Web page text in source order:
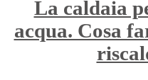
La caldaia
acqua. Cosa